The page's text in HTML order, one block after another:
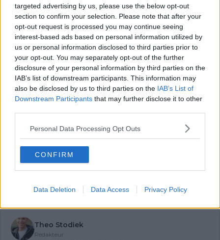
targeted advertising by us, please use the below opt-out
section to confirm your selection. Please note that after your
opt-out request is processed you may continue seeing
interest-based ads based on personal information utilized by
us or personal information disclosed to third parties prior to
your opt-out. You may separately opt-out of the further
disclosure of your personal information by third parties on the
IAB’s list of downstream participants. This information may
also be disclosed by us to third parties on the IAB’s List of
Downstream Participants that may further disclose it to other
Personal Data Processing Opt Outs
CONFIRM
Data Deletion Data Access Privacy Policy
Jetzt kostenlos den RadsportAktuell-
Newsletter abonnieren!
Nachdem du auf „Abonnieren“ geklickt hast,
erhältst du sofort eine E-Mail von uns. Bei
Alle wichtigen News, Ergebnisse und
Rennvorschauen – täglich kompakt per E-
Mail.
Abonnieren
Theo Stodiek
Redakteur